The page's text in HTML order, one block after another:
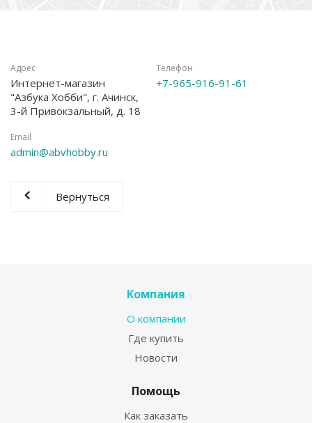
Адрес
Интернет-магазин
"Азбука Хобби", г. Ачинск,
3-й Привокзальный, д. 18
Телефон
+7-965-916-91-61
Email
admin@abvhobby.ru
Вернуться
Компания
О компании
Где купить
Новости
Помощь
Как заказать